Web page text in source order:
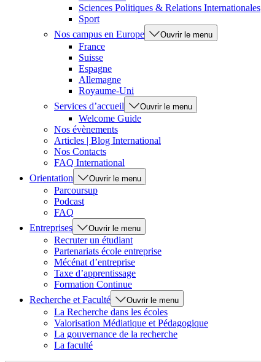
Sciences Politiques & Relations Internationales
Sport
Nos campus en Europe
Ouvrir le menu
France
Suisse
Espagne
Allemagne
Royaume-Uni
Services d’accueil
Ouvrir le menu
Welcome Guide
Nos évènements
Articles | Blog International
Nos Contacts
FAQ International
Orientation
Ouvrir le menu
Parcoursup
Podcast
FAQ
Entreprises
Ouvrir le menu
Recruter un étudiant
Partenariats école entreprise
Mécénat d’entreprise
Taxe d’apprentissage
Formation Continue
Recherche et Faculté
Ouvrir le menu
La Recherche dans les écoles
Valorisation Médiatique et Pédagogique
La gouvernance de la recherche
La faculté